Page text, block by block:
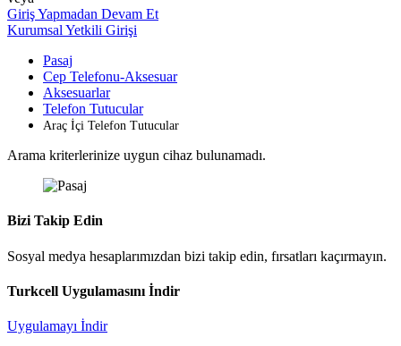
Giriş Yapmadan Devam Et
Kurumsal Yetkili Girişi
Pasaj
Cep Telefonu-Aksesuar
Aksesuarlar
Telefon Tutucular
Araç İçi Telefon Tutucular
Arama kriterlerinize uygun cihaz bulunamadı.
Bizi Takip Edin
Sosyal medya hesaplarımızdan bizi takip edin, fırsatları kaçırmayın.
Turkcell Uygulamasını İndir
Uygulamayı İndir